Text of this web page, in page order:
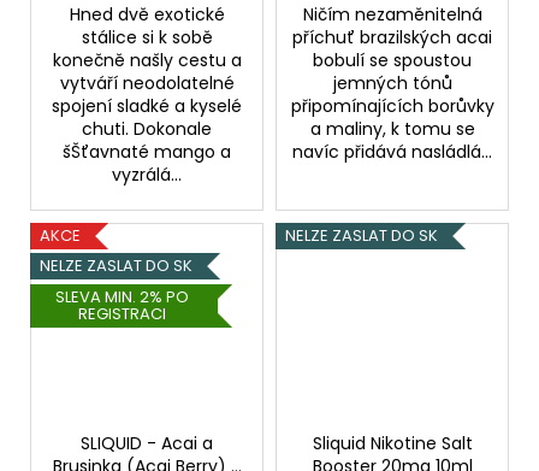
Hned dvě exotické
stálice si k sobě
konečně našly cestu a
vytváří neodolatelné
spojení sladké a kyselé
chuti. Dokonale
šŠťavnaté mango a
vyzrálá...
Ničím nezaměnitelná
příchuť brazilských acai
bobulí se spoustou
jemných tónů
připomínajících borůvky
a maliny, k tomu se
navíc přidává nasládlá...
AKCE
NELZE ZASLAT DO SK
SLEVA MIN. 2% PO
REGISTRACI
SLIQUID - Acai a
NELZE ZASLAT DO SK
Sliquid Nikotine Salt